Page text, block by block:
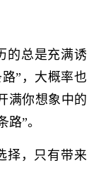
的总是充满诱
”，大概率也
满你想象中的
”。
择，只有带来